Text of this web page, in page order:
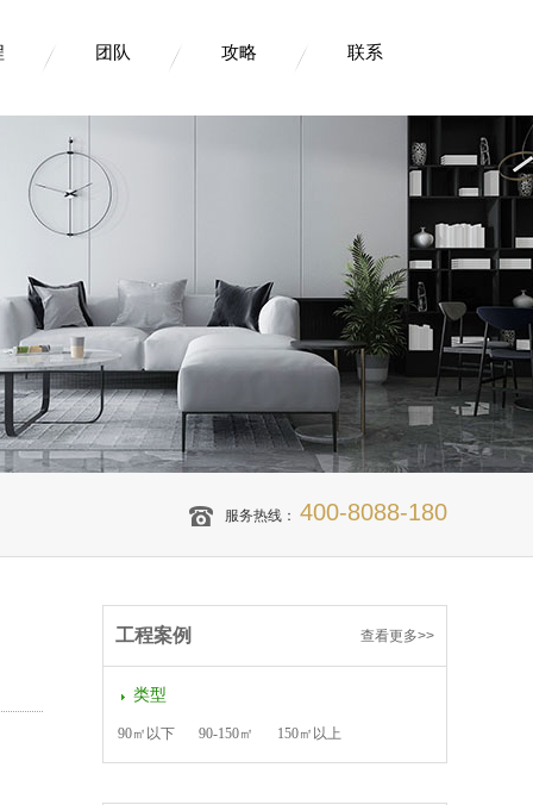
团队 攻略 联系
服务热线： 400-8088-180
查看更多>>
工程案例
类型
90㎡以下 90-150㎡ 150㎡以上